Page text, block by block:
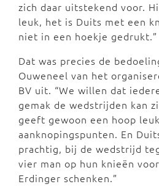
zich daar uitstekend voor.
leuk, het is Duits met een
niet in een hoekje gedrukt.”
Dat was precies de
Ouweneel van het
BV uit. “We willen dat
gemak de wedstrijden kan
geeft gewoon een hoop
aanknopingspunten. En
prachtig, bij de wedstrijd
vier man op hun knieën
Erdinger schenken.”